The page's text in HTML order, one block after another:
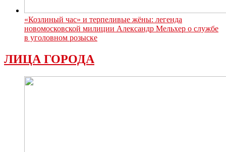
«Козлиный час» и терпеливые жёны: легенда
новомосковской милиции Александр Мельхер о службе
в уголовном розыске
ЛИЦА ГОРОДА